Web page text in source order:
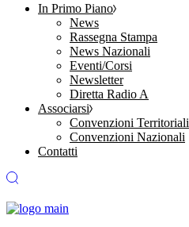
In Primo Piano
News
Rassegna Stampa
News Nazionali
Eventi/Corsi
Newsletter
Diretta Radio A
Associarsi
Convenzioni Territoriali
Convenzioni Nazionali
Contatti